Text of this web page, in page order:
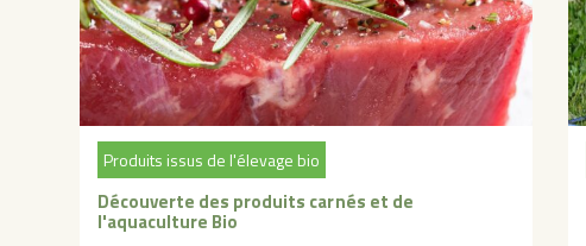
Produits issus de l'élevage bio
Découverte des produits carnés et de
l'aquaculture Bio